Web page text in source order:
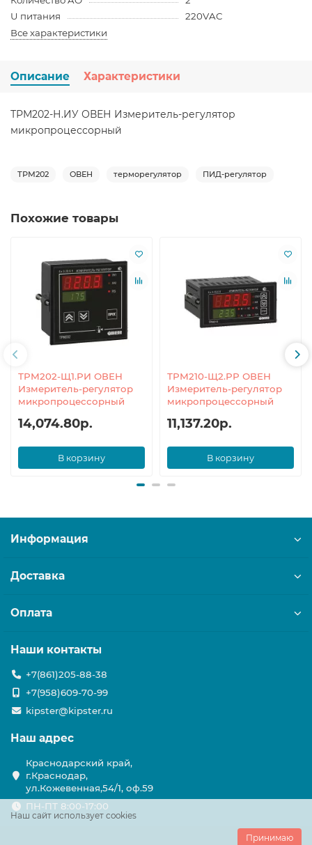
U питания
220VAC
Все характеристики
Описание Характеристики
ТРМ202-Н.ИУ ОВЕН Измеритель-регулятор
микропроцессорный
ТРМ202 ОВЕН терморегулятор ПИД-регулятор
Похожие товары
ТРМ202-Щ1.РИ ОВЕН
Измеритель-регулятор
микропроцессорный
14,074.80р.
В корзину
ТРМ210-Щ2.РР ОВЕН
Измеритель-регулятор
микропроцессорный
11,137.20р.
В корзину
Наш сайт использует cookies
Принимаю
Информация
Доставка
Оплата
Наши контакты
+7(861)205-88-38
+7(958)609-70-99
kipster@kipster.ru
Наш адрес
Краснодарский край,
г.Краснодар,
ул.Кожевенная,54/1, оф.59
ПН-ПТ 8:00-17:00